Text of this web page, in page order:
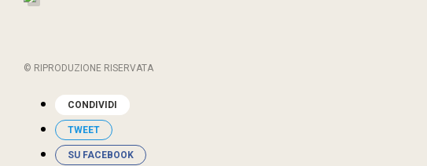
© RIPRODUZIONE RISERVATA
CONDIVIDI
TWEET
SU FACEBOOK